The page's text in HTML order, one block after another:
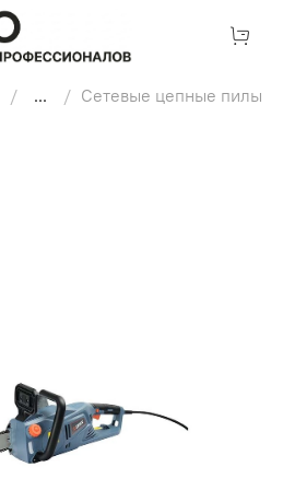
... Сетевые цепные пилы